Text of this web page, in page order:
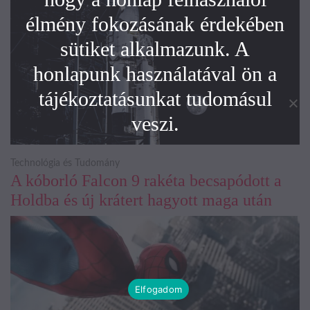
A kóborló Falcon 9 rakéta becsapódott a
Holdba és új krátert hagyott maga után
Technológia és Tudomány
élmény fokozásának érdekében
sütiket alkalmazunk. A
honlapunk használatával ön a
tájékoztatásunkat tudomásul
veszi.
Elfogadom